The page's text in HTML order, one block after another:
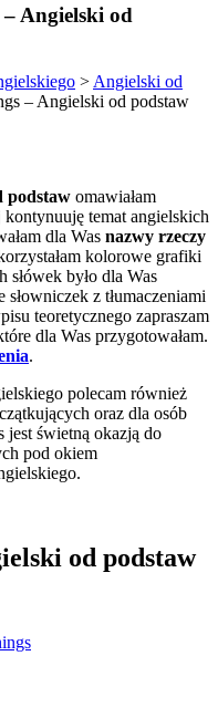
Angielski od
>Angielski od
– Angielski od podstaw
podstaw omawiałam
kontynuuję temat angielskich
dla Was nazwy rzeczy
kolorowe grafiki
było dla Was
z tłumaczeniami
teoretycznego zapraszam
dla Was przygotowałam.
.
polecam również
oraz dla osób
świetną okazją do
pod okiem
od podstaw